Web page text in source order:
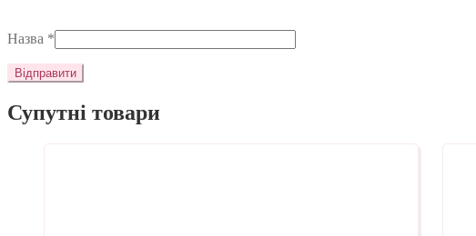
Назва *
Супутні товари